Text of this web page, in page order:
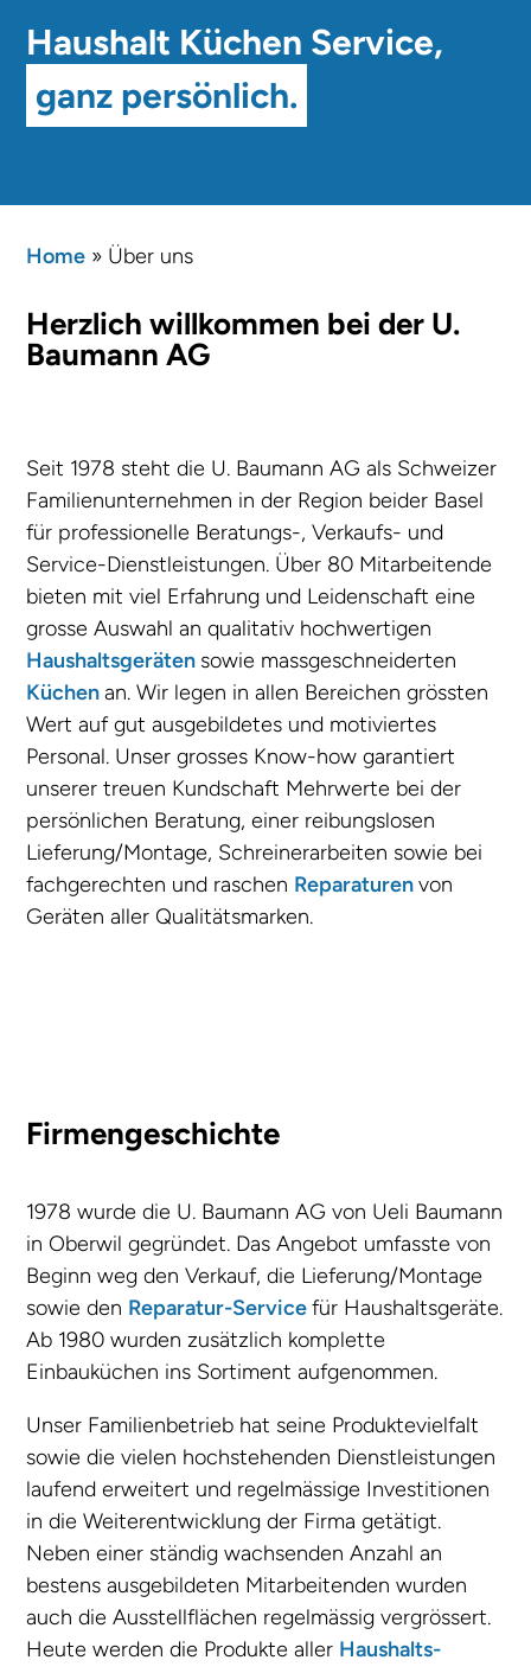
Haushalt Küchen Service,
ganz persönlich.
Home » Über uns
Herzlich willkommen bei der U.
Baumann AG
Seit 1978 steht die U. Baumann AG als Schweizer
Familienunternehmen in der Region beider Basel
für professionelle Beratungs-, Verkaufs- und
Service-Dienstleistungen. Über 80 Mitarbeitende
bieten mit viel Erfahrung und Leidenschaft eine
grosse Auswahl an qualitativ hochwertigen
Haushaltsgeräten sowie massgeschneiderten
Küchenan. Wir legen in allen Bereichen grössten
Wert auf gut ausgebildetes und motiviertes
Personal. Unser grosses Know-how garantiert
unserer treuen Kundschaft Mehrwerte bei der
persönlichen Beratung, einer reibungslosen
Lieferung/Montage, Schreinerarbeiten sowie bei
fachgerechten und raschen Reparaturenvon
Geräten aller Qualitätsmarken.
Firmengeschichte
1978 wurde die U. Baumann AG von Ueli Baumann
in Oberwil gegründet. Das Angebot umfasste von
Beginn weg den Verkauf, die Lieferung/Montage
sowie den Reparatur-Servicefür Haushaltsgeräte.
Ab 1980 wurden zusätzlich komplette
Einbauküchen ins Sortiment aufgenommen.
Unser Familienbetrieb hat seine Produktevielfalt
sowie die vielen hochstehenden Dienstleistungen
laufend erweitert und regelmässige Investitionen
in die Weiterentwicklung der Firma getätigt.
Neben einer ständig wachsenden Anzahl an
bestens ausgebildeten Mitarbeitenden wurden
auch die Ausstellflächen regelmässig vergrössert.
Heute werden die Produkte aller Haushalts-